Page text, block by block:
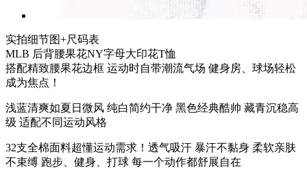
实拍细节图+尺码表
MLB 后背腰果花NY字母大印花T恤
搭配精致腰果花边框 运动时自带潮流气场 健身房、球场轻松
成为焦点！
浅蓝清爽如夏日微风 纯白简约干净 黑色经典酷帅 藏青沉稳高
级 适配不同运动风格
32支全棉面料超懂运动需求！透气吸汗 暴汗不黏身 柔软亲肤
不束缚 跑步、健身、打球 每一个动作都舒展自在